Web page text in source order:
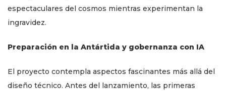
espectaculares del cosmos mientras experimentan la
ingravidez.
Preparación en la Antártida y gobernanza con IA
El proyecto contempla aspectos fascinantes más allá del
diseño técnico. Antes del lanzamiento, las primeras